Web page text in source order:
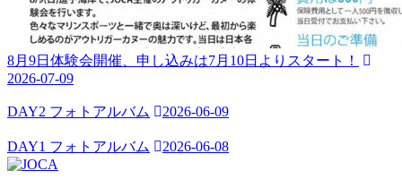
8月9日体験会開催、申し込みは7月10日よりスタート！
2026-07-09
DAY2 フォトアルバム 2026-06-09
DAY1 フォトアルバム 2026-06-08